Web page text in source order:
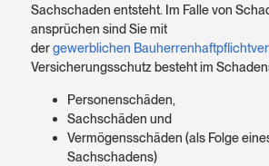
Sach­schaden entsteht. Im Falle von
ansprüchen sind Sie mit
dergewerblichen
Versicherungs­schutz besteht im
Personen­schäden,
Sachschäden und
Vermögens­schäden (als Folge
Sach­schadens)